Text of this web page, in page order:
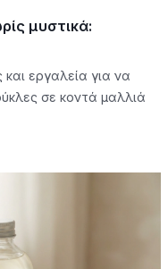
μυστικά:
εργαλεία για να
σε κοντά μαλλιά